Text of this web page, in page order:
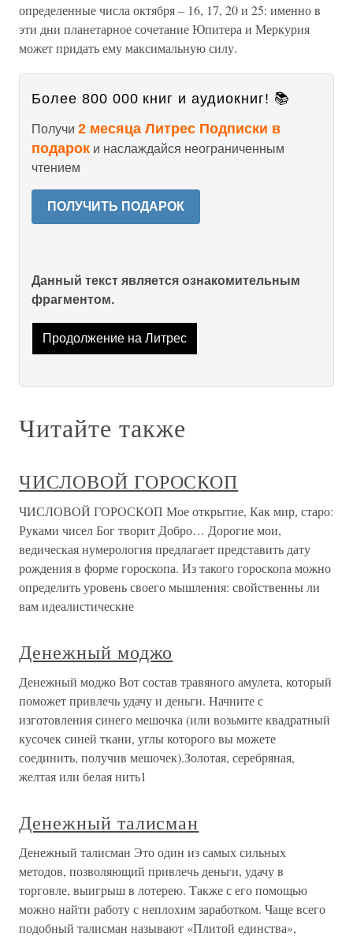
определенные числа октября – 16, 17, 20 и 25: именно в
эти дни планетарное сочетание Юпитера и Меркурия
может придать ему максимальную силу.
Более 800 000 книг и аудиокниг! 📚
Получи 2 месяца Литрес Подписки в
подарок и наслаждайся неограниченным
чтением
ПОЛУЧИТЬ ПОДАРОК
Данный текст является ознакомительным
фрагментом.
Продолжение на Литрес
Читайте также
ЧИСЛОВОЙ ГОРОСКОП
ЧИСЛОВОЙ ГОРОСКОП Мое открытие, Как мир, старо:
Руками чисел Бог творит Добро… Дорогие мои,
ведическая нумерология предлагает представить дату
рождения в форме гороскопа. Из такого гороскопа можно
определить уровень своего мышления: свойственны ли
вам идеалистические
Денежный моджо
Денежный моджо Вот состав травяного амулета, который
поможет привлечь удачу и деньги. Начните с
изготовления синего мешочка (или возьмите квадратный
кусочек синей ткани, углы которого вы можете
соединить, получив мешочек).Золотая, серебряная,
желтая или белая нить1
Денежный талисман
Денежный талисман Это один из самых сильных
методов, позволяющий привлечь деньги, удачу в
торговле, выигрыш в лотерею. Также с его помощью
можно найти работу с неплохим заработком. Чаще всего
подобный талисман называют «Плитой единства»,